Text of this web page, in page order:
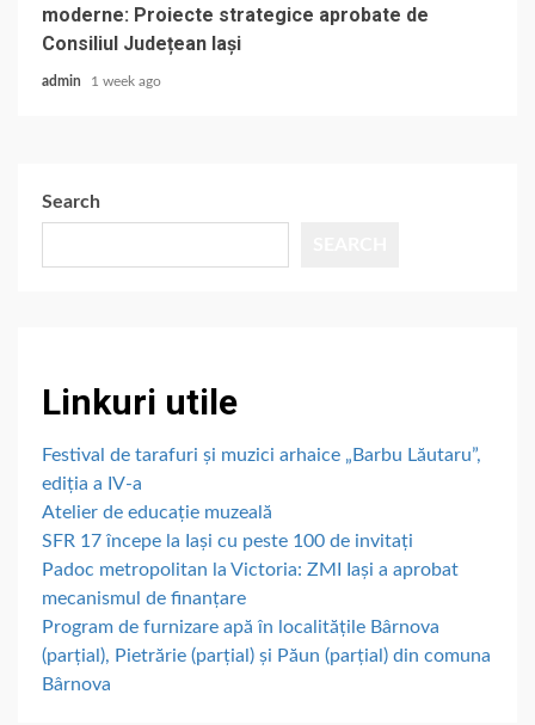
moderne: Proiecte strategice aprobate de
Consiliul Județean Iași
admin 1 week ago
Search
Linkuri utile
Festival de tarafuri și muzici arhaice „Barbu Lăutaru”,
ediția a IV-a
Atelier de educație muzeală
SFR 17 începe la Iași cu peste 100 de invitați
Padoc metropolitan la Victoria: ZMI Iași a aprobat
mecanismul de finanțare
Program de furnizare apă în localitățile Bârnova
(parțial), Pietrărie (parțial) și Păun (parțial) din comuna
Bârnova